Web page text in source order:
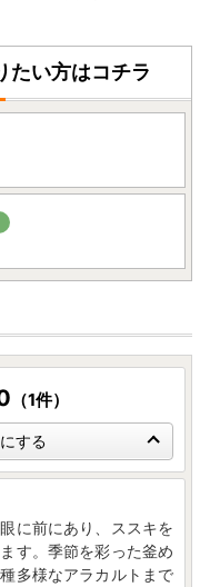
たい方はコチラ
（1件）
する
に前にあり、ススキを
す。季節を彩った釜め
多様なアラカルトまで